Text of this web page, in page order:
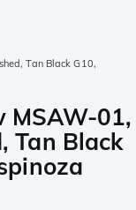
Tan Black G10,
MSAW-01,
Tan Black